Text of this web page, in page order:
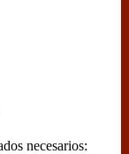
necesarios: